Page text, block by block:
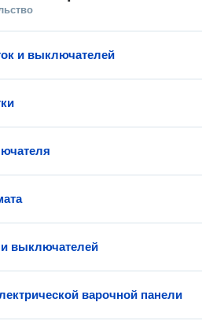
и выключателей
и выключателей
варочной панели